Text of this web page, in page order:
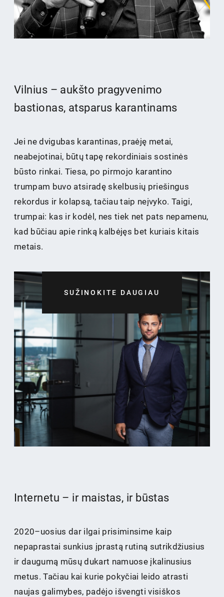
Vilnius – aukšto pragyvenimo
bastionas, atsparus karantinams
Jei ne dvigubas karantinas, praėję metai,
neabejotinai, būtų tapę rekordiniais sostinės
būsto rinkai. Tiesa, po pirmojo karantino
trumpam buvo atsiradę skelbusių priešingus
rekordus ir kolapsą, tačiau taip neįvyko. Taigi,
trumpai: kas ir kodėl, nes tiek net pats nepamenu,
kad būčiau apie rinką kalbėjęs bet kuriais kitais
metais.
SUŽINOKITE DAUGIAU
Internetu – ir maistas, ir būstas
2020–uosius dar ilgai prisiminsime kaip
nepaprastai sunkius įprastą rutiną sutrikdžiusius
ir daugumą mūsų dukart namuose įkalinusius
metus. Tačiau kai kurie pokyčiai leido atrasti
naujas galimybes, padėjo išvengti visiškos